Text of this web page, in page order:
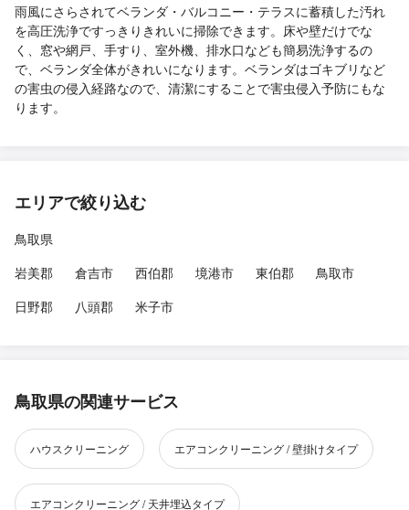
雨風にさらされてベランダ・バルコニー・テラスに蓄積した汚れ
を高圧洗浄ですっきりきれいに掃除できます。床や壁だけでな
く、窓や網戸、手すり、室外機、排水口なども簡易洗浄するの
で、ベランダ全体がきれいになります。ベランダはゴキブリなど
の害虫の侵入経路なので、清潔にすることで害虫侵入予防にもな
ります。
エリアで絞り込む
鳥取県
岩美郡
倉吉市 西伯郡 境港市 東伯郡
鳥取市
日野郡
八頭郡 米子市
鳥取県の関連サービス
ハウスクリーニング エアコンクリーニング / 壁掛けタイプ
エアコンクリーニング / 天井埋込タイプ